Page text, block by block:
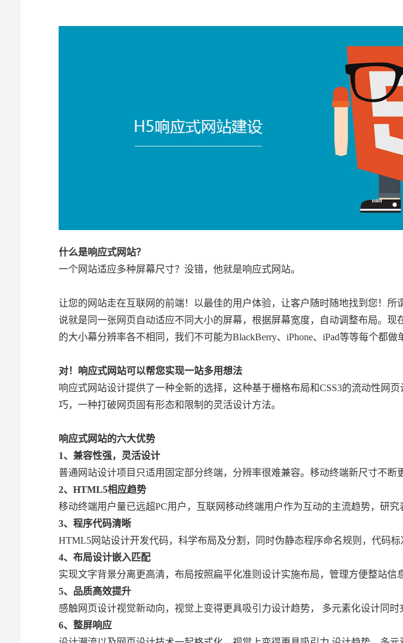
什么是响应式网站？
一个网站适应多种屏幕尺寸？没错，他就是响应式网站。
让您的网站走在互联网的前端！以最佳的用户体验，让客户随时随地找到您！
说就是同一张网页自动适应不同大小的屏幕，根据屏幕宽度，自动调整布局。
的大小幕分辨率各不相同，我们不可能为BlackBerry、iPhone、iPad等等每个都做
对！响应式网站可以帮您实现一站多用想法
响应式网站设计提供了一种全新的选择，这种基于栅格布局和CSS3的流动性网
巧，一种打破网页固有形态和限制的灵活设计方法。
响应式网站的六大优势
1、兼容性强，灵活设计
普通网站设计项目只适用固定部分终端，分辨率很难兼容。移动终端新尺寸不断
2、HTML5相应趋势
移动终端用户量已远超PC用户，互联网移动终端用户作为互动的主流趋势，研究
3、程序代码清晰
HTML5网站设计开发代码，科学布局及分割，同时伪静态程序命名规则，代码
4、布局设计嵌入匹配
实现文字背景分离更高清，布局按照扁平化准则设计实施布局，管理方便整站信
5、品质高效提升
感触网页设计视觉新动向，视觉上变得更具吸引力设计趋势， 多元素化设计同时
6、整屏响应